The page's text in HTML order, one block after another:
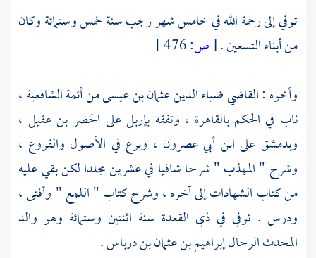
توفي إلى رحمة الله في خامس شهر رجب سنة خمس وستمائة وكان
من أبناء التسعين .[ص:
وأخوه :القاضي ضياء الدين عثمان بن عيسىمن أئمة الشافعية ،
ناب في الحكم بالقاهرة ، وتفقه بإربلعلى الخضر بن عقيل ،
وبدمشق على ابن أبي عصرون ، وبرع في الأصول والفروع ،
وشرح " المهذب " شرحا شافيا في عشرين مجلدا لكن بقي عليه
من كتاب الشهادات إلى آخره ، وشرح كتاب " اللمع " وأفتى ،
ودرس . توفي في ذي القعدة سنة اثنتين وستمائة وهو والد
المحدث الرحالإبراهيم بن عثمان بن درباس.